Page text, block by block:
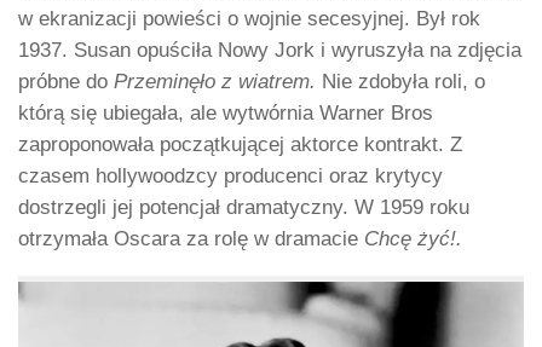
w ekranizacji powieści o wojnie secesyjnej. Był rok
1937. Susan opuściła Nowy Jork i wyruszyła na zdjęcia
próbne do Przeminęło z wiatrem. Nie zdobyła roli, o
którą się ubiegała, ale wytwórnia Warner Bros
zaproponowała początkującej aktorce kontrakt. Z
czasem hollywoodzcy producenci oraz krytycy
dostrzegli jej potencjał dramatyczny. W 1959 roku
otrzymała Oscara za rolę w dramacie Chcę żyć!.